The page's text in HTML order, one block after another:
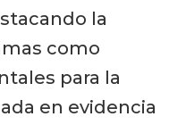
la
como
para la
en evidencia